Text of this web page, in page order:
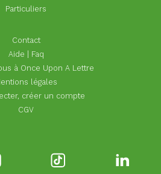
Particuliers
Contact
Aide | Faq
à Once Upon A Lettre
légales
créer un compte
CGV